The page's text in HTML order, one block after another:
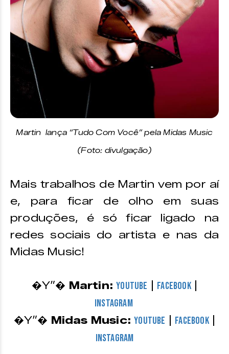
Martin lança “Tudo Com Você” pela Midas Music
(Foto: divulgação)
Mais trabalhos de Martin vem por aí
e, para ficar de olho em suas
produções, é só ficar ligado na
redes sociais do artista e nas da
Midas Music!
�Y”� Martin:Youtube Facebook|
Instagram
�Y”� Midas Music:Youtube Facebook|
Instagram